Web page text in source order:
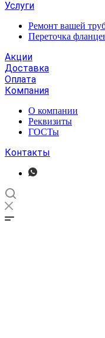
Услуги
Ремонт вашей
Переточка
Акции
Доставка
Оплата
Компания
О компании
Реквизиты
ГОСТы
Контакты